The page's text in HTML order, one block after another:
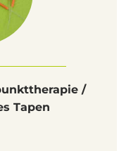
/
Tapen